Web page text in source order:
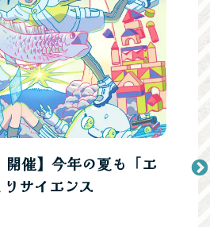
開催】今年の夏も「エ
サイエンス
富
事・